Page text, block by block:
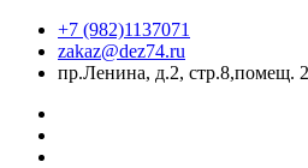
+7 (982)1137071
zakaz@dez74.ru
пр.Ленина, д.2, стр.8,помещ.